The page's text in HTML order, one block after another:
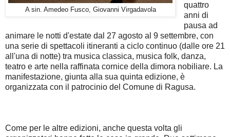
A sin. Amedeo Fusco, Giovanni Virgadavola
quattro
anni di
pausa ad
animare le notti d'estate dal 27 agosto al 9 settembre, con
una serie di spettacoli itineranti a ciclo continuo (dalle ore 21
all'una di notte) tra musica classica, musica folk, danza,
teatro e arte nella raffinata cornice della dimora nobiliare. La
manifestazione, giunta alla sua quinta edizione, è
organizzata con il patrocinio del Comune di Ragusa.
Come per le altre edizioni, anche questa volta gli